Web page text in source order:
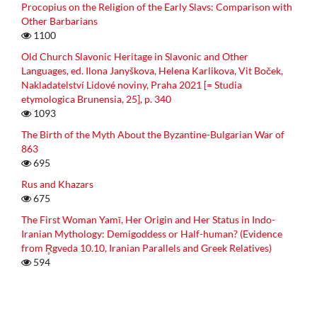
Procopius on the Religion of the Early Slavs: Comparison with
Other Barbarians
1100
Old Church Slavonic Heritage in Slavonic and Other
Languages, ed. Ilona Janyškova, Helena Karlikova, Vit Boček,
Nakladatelství Lidové noviny, Praha 2021 [= Studia
etymologica Brunensia, 25], p. 340
1093
The Birth of the Myth About the Byzantine-Bulgarian War of
863
695
Rus and Khazars
675
The First Woman Yamī, Her Origin and Her Status in Indo-
Iranian Mythology: Demigoddess or Half-human? (Evidence
from R̥gveda 10.10, Iranian Parallels and Greek Relatives)
594